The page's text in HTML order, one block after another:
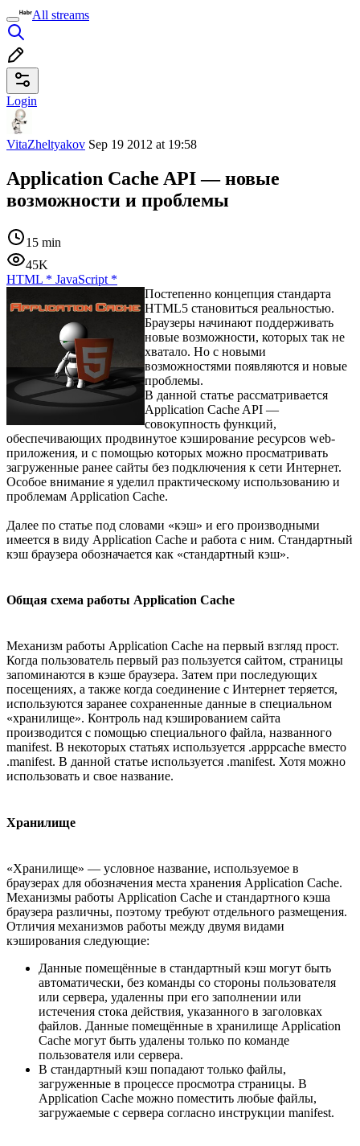
All streams
Login
VitaZheltyakov Sep 19 2012 at 19:58
Application Cache API — новые
возможности и проблемы
15 min
45K
HTML * JavaScript *
Постепенно концепция стандарта
HTML5 становиться реальностью.
Браузеры начинают поддерживать
новые возможности, которых так не
хватало. Но с новыми
возможностями появляются и новые
проблемы.
В данной статье рассматривается
Application Cache API —
совокупность функций,
обеспечивающих продвинутое кэширование ресурсов web-
приложения, и с помощью которых можно просматривать
загруженные ранее сайты без подключения к сети Интернет.
Особое внимание я уделил практическому использованию и
проблемам Application Cache.
Далее по статье под словами «кэш» и его производными
имеется в виду Application Cache и работа с ним. Стандартный
кэш браузера обозначается как «стандартный кэш».
Общая схема работы Application Cache
Механизм работы Application Cache на первый взгляд прост.
Когда пользователь первый раз пользуется сайтом, страницы
запоминаются в кэше браузера. Затем при последующих
посещениях, а также когда соединение с Интернет теряется,
используются заранее сохраненные данные в специальном
«хранилище». Контроль над кэшированием сайта
производится с помощью специального файла, названного
manifest. В некоторых статьях используется .apppcache вместо
.manifest. В данной статье используется .manifest. Хотя можно
использовать и свое название.
Хранилище
«Хранилище» — условное название, используемое в
браузерах для обозначения места хранения Application Cache.
Механизмы работы Application Cache и стандартного кэша
браузера различны, поэтому требуют отдельного размещения.
Отличия механизмов работы между двумя видами
кэширования следующие:
Данные помещённые в стандартный кэш могут быть
автоматически, без команды со стороны пользователя
или сервера, удаленны при его заполнении или
истечения стока действия, указанного в заголовках
файлов. Данные помещённые в хранилище Application
Cache могут быть удалены только по команде
пользователя или сервера.
В стандартный кэш попадают только файлы,
загруженные в процессе просмотра страницы. В
Application Cache можно поместить любые файлы,
загружаемые с сервера согласно инструкции manifest.